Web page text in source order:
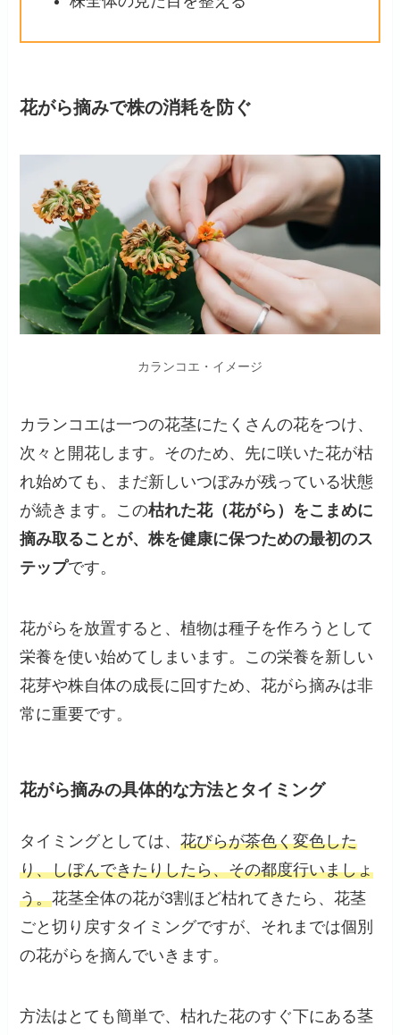
花がら摘みで株の消耗を防ぐ
カランコエ・イメージ
カランコエは一つの花茎にたくさんの花をつけ、
次々と開花します。そのため、先に咲いた花が枯
れ始めても、まだ新しいつぼみが残っている状態
が続きます。この枯れた花（花がら）をこまめに
摘み取ることが、株を健康に保つための最初のス
テップです。
花がらを放置すると、植物は種子を作ろうとして
栄養を使い始めてしまいます。この栄養を新しい
花芽や株自体の成長に回すため、花がら摘みは非
常に重要です。
花がら摘みの具体的な方法とタイミング
タイミングとしては、花びらが茶色く変色した
り、しぼんできたりしたら、その都度行いましょ
う。花茎全体の花が3割ほど枯れてきたら、花茎
ごと切り戻すタイミングですが、それまでは個別
の花がらを摘んでいきます。
方法はとても簡単で、枯れた花のすぐ下にある茎